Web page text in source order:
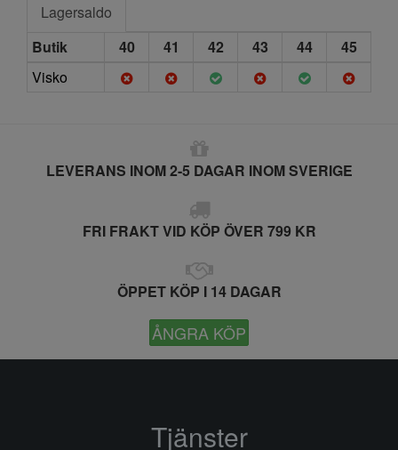
Lagersaldo
Butik
40 41 42 43 44
45
Visko
LEVERANS INOM 2-5 DAGAR INOM SVERIGE
FRI FRAKT VID KÖP ÖVER 799 KR
ÖPPET KÖP I 14 DAGAR
ÅNGRA KÖP
Tjänster